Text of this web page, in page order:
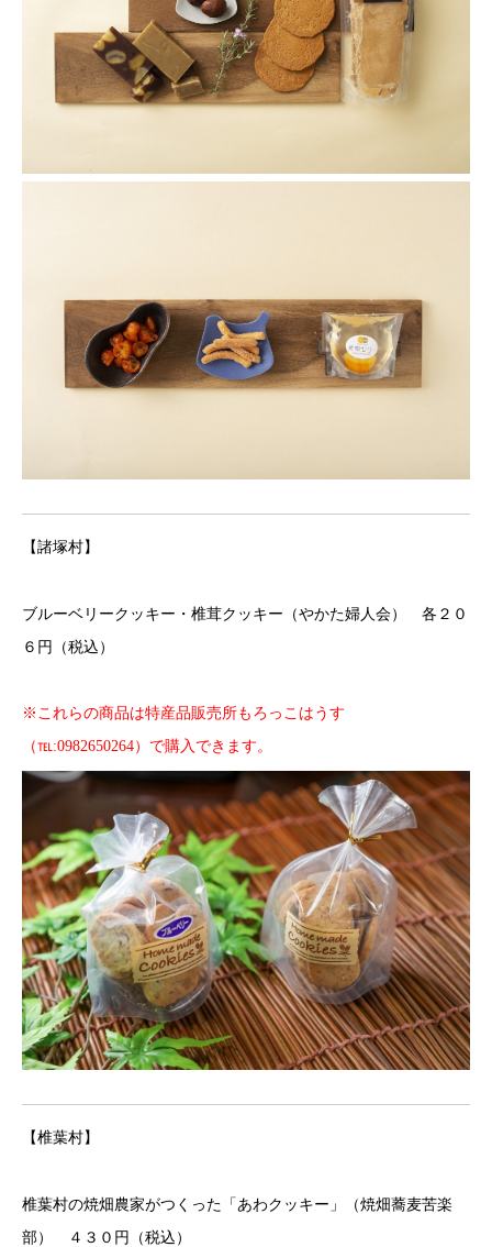
【諸塚村】
ブルーベリークッキー・椎茸クッキー（やかた婦人会） 各２０
６円（税込）
※これらの商品は特産品販売所もろっこはうす
（℡:0982650264）で購入できます。
【椎葉村】
椎葉村の焼畑農家がつくった「あわクッキー」（焼畑蕎麦苦楽
部） ４３０円（税込）